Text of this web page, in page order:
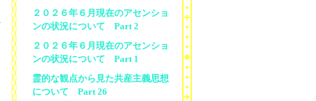
２０２６年６月現在のアセンショ
ンの状況について Part 2
２０２６年６月現在のアセンショ
ンの状況について Part 1
霊的な観点から見た共産主義思想
について Part 26